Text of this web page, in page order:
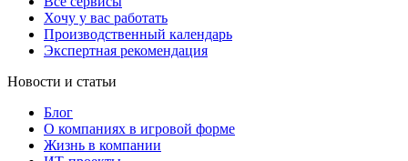
Хочу у вас работать
Производственный календарь
Экспертная рекомендация
Новости и статьи
Блог
О компаниях в игровой форме
Жизнь в компании